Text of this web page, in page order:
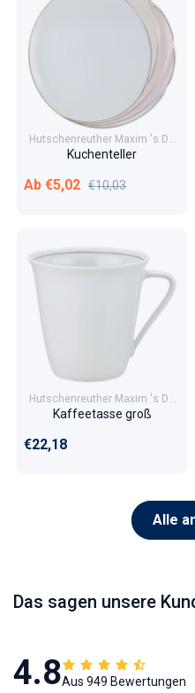
Hutschenreuther Maxim 's De
Paris En Vogue
Kuchenteller
Verkaufspreis
Ab €5,02 Normaler Preis
€10,03
Hutschenreuther Maxim 's De
Paris En Vogue
Kaffeetasse groß
Normaler Preis
€22,18
Alle
Das sagen unsere
4.8Aus 949 Bewertungen